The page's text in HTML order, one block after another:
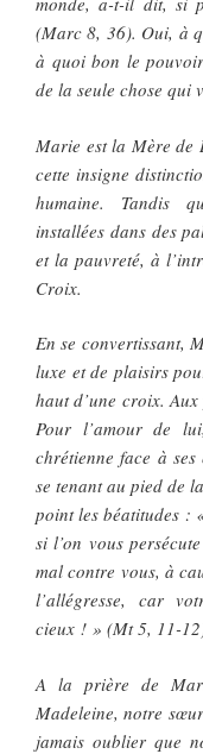
(Marc 8, 36). Oui, à
à quoi bon le
de la seule chose qui
Marie est la Mère de
cette insigne
humaine. Tandis
installées dans des
et la pauvreté, à
Croix.
En se convertissant,
luxe et de plaisirs
haut d’une croix.
Pour l’amour de
chrétienne face à
se tenant au pied de
point les béatitudes :
si l’on vous
mal contre vous, à
l’allégresse, car
cieux ! » (Mt 5, 11-
A la prière de
Madeleine, notre
jamais oublier que